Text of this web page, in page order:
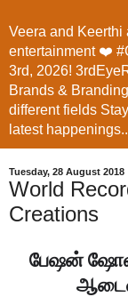
Veera and Keerthi
entertainment ❤️
3rd, 2026!
Brands &
different fields
latest
Tuesday, 28 August 2018
World
Creations
பேஷன்